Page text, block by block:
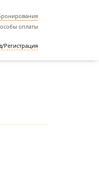
оплаты
Регистрация